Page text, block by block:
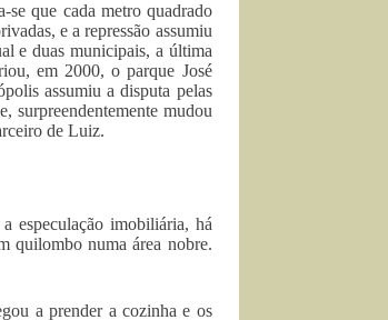
se que cada metro quadrado
e a repressão assumiu
e duas municipais, a última
em 2000, o parque José
assumiu a disputa pelas
surpreendentemente mudou
de Luiz.
especulação imobiliária, há
quilombo numa área nobre.
a prender a cozinha e os